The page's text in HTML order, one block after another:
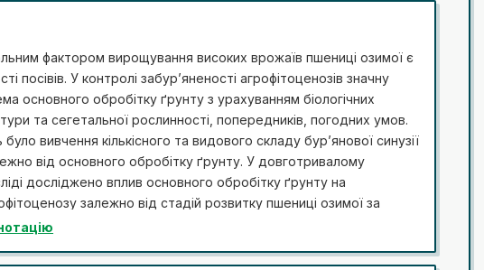
фактором вирощування високих врожаїв пшениці озимої є
посівів. У контролі забур’яненості агрофітоценозів значну
основного обробітку ґрунту з урахуванням біологічних
та сегетальної рослинності, попередників, погодних умов.
вивчення кількісного та видового складу бур’янової синузії
від основного обробітку ґрунту. У довготривалому
досліджено вплив основного обробітку ґрунту на
залежно від стадій розвитку пшениці озимої за
за роки досліджень найбільшу кількість бур’янів у
способу обробітку ґрунту. Проведення плоскорізного рихлення